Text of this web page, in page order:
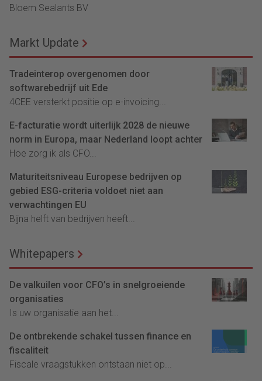
Bloem Sealants BV
Markt Update
Tradeinterop overgenomen door
softwarebedrijf uit Ede
4CEE versterkt positie op e-invoicing...
E-facturatie wordt uiterlijk 2028 de nieuwe
norm in Europa, maar Nederland loopt achter
Hoe zorg ik als CFO...
Maturiteitsniveau Europese bedrijven op
gebied ESG-criteria voldoet niet aan
verwachtingen EU
Bijna helft van bedrijven heeft...
Whitepapers
De valkuilen voor CFO’s in snelgroeiende
organisaties
Is uw organisatie aan het...
De ontbrekende schakel tussen finance en
fiscaliteit
Fiscale vraagstukken ontstaan niet op...